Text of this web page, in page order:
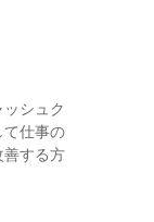
シュク
て仕事の
する方